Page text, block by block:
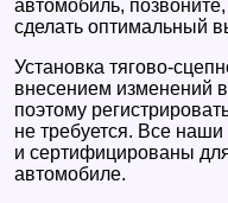
автомобиль,
сделать оптимальный
Установка тягово-
внесением изменений
поэтому
не требуется. Все
и сертифицированы
автомобиле.